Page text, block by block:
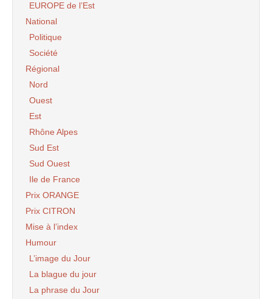
EUROPE de l’Est
National
Politique
Société
Régional
Nord
Ouest
Est
Rhône Alpes
Sud Est
Sud Ouest
Ile de France
Prix ORANGE
Prix CITRON
Mise à l’index
Humour
L’image du Jour
La blague du jour
La phrase du Jour